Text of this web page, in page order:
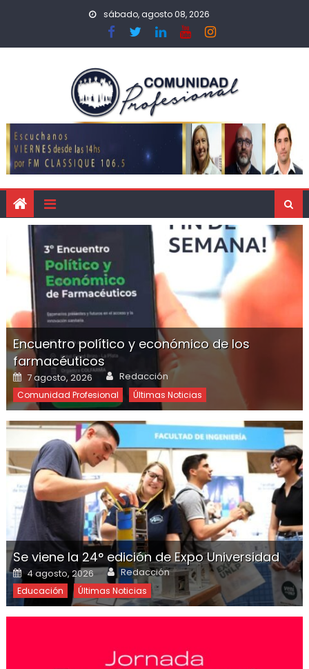
sábado, agosto 08, 2026
Encuentro político y económico de los
farmacéuticos
7 agosto, 2026 Redacción
Comunidad Profesional Últimas Noticias
Se viene la 24° edición de Expo Universidad
4 agosto, 2026 Redacción
Educación Últimas Noticias